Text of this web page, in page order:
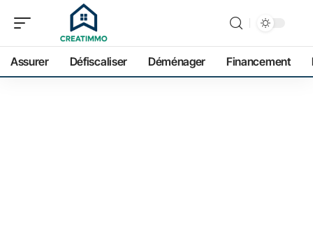
Assurer Défiscaliser Déménager Financement